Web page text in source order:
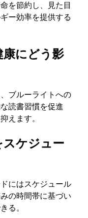
を節約し、見た目
ー効率を提供する
にどう影
ブルーライトへの
読書習慣を促進
えます。
ケジュー
にはスケジュール
の時間帯に基づい
る。